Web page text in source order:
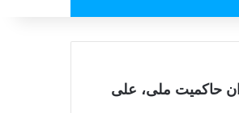
حاکمیت ملی، علی